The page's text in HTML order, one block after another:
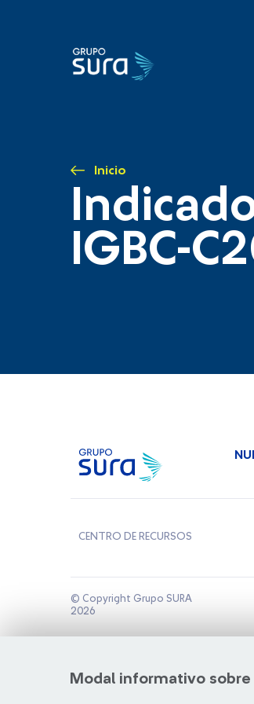
Inicio
IGBC-
Modal informativo sobre
CENTRO DE RECURSOS
© Copyright Grupo SURA
2026